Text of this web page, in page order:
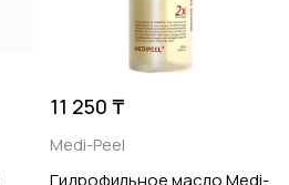
11 250 ₸
Medi-Peel
Гидрофильное масло Medi-